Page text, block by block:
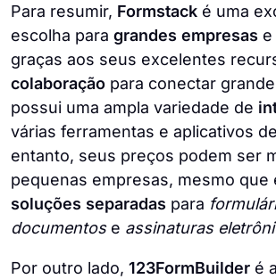
Para resumir, Formstack é uma
escolha para grandes empresas
graças aos seus excelentes
colaboração para conectar
possui uma ampla variedade de
várias ferramentas e aplicativos
entanto, seus preços podem ser
pequenas empresas, mesmo que
soluções separadas para
documentos e assinaturas
Por outro lado, 123FormBuilder é